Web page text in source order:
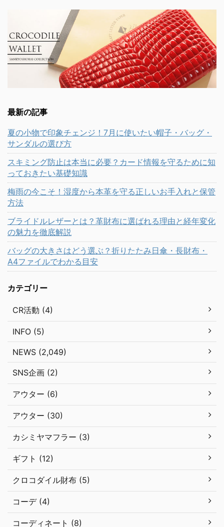
最新の記事
夏の小物で印象チェンジ！7月に使いたい帽子・バッグ・
サンダルの選び方
スキミング防止は本当に必要？カード情報を守るために知
っておきたい基礎知識
梅雨の今こそ！湿度から本革を守る正しいお手入れと保管
方法
ブライドルレザーとは？革財布に選ばれる理由と経年変化
の魅力を徹底解説
バッグの大きさはどう選ぶ？折りたたみ日傘・長財布・
A4ファイルでわかる目安
カテゴリー
CR活動 (4)
INFO (5)
NEWS (2,049)
SNS企画 (2)
アウター (6)
アウター (30)
カシミヤマフラー (3)
ギフト (12)
クロコダイル財布 (5)
コーデ (4)
コーディネート (8)